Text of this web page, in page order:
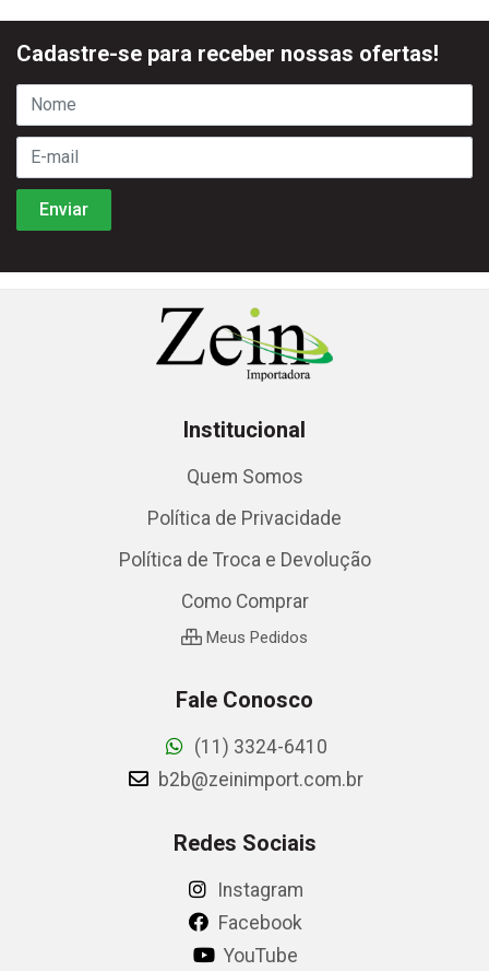
Cadastre-se para receber nossas ofertas!
Institucional
Quem Somos
Política de Privacidade
Política de Troca e Devolução
Como Comprar
Meus Pedidos
Fale Conosco
(11) 3324-6410
b2b@zeinimport.com.br
Redes Sociais
Instagram
Facebook
YouTube